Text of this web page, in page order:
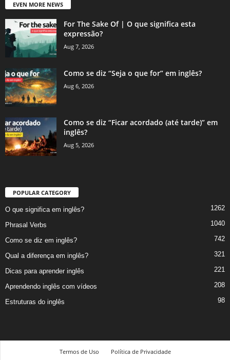
EVEN MORE NEWS
For The Sake Of | O que significa esta
expressão?
Aug 7, 2026
Como se diz “Seja o que for” em inglês?
Aug 6, 2026
Como se diz “Ficar acordado (até tarde)” em
inglês?
Aug 5, 2026
POPULAR CATEGORY
O que significa em inglês? 1262
Phrasal Verbs 1040
Como se diz em inglês? 742
Qual a diferença em inglês? 321
Dicas para aprender inglês 221
Aprendendo inglês com vídeos 208
Estruturas do inglês 98
Termos de Uso Política de Privacidade